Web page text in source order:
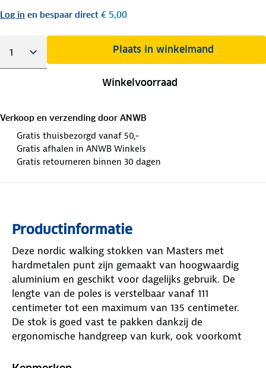
Log in en bespaar direct € 5,00
Plaats in winkelmand
Winkelvoorraad
Verkoop en verzending door ANWB
Gratis thuisbezorgd vanaf 50,-
Gratis afhalen in ANWB Winkels
Gratis retourneren binnen 30 dagen
Productinformatie
Deze nordic walking stokken van Masters met
hardmetalen punt zijn gemaakt van hoogwaardig
aluminium en geschikt voor dagelijks gebruik. De
lengte van de poles is verstelbaar vanaf 111
centimeter tot een maximum van 135 centimeter.
De stok is goed vast te pakken dankzij de
ergonomische handgreep van kurk, ook voorkomt
afneembare handlus kun de je de stok gemakkelijk